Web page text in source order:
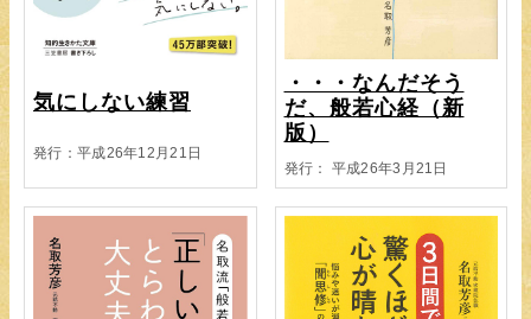
気にしない練習
発行：平成26年12月21日
・・・なんだそう
だ、般若心経（新
版）
発行： 平成26年3月21日